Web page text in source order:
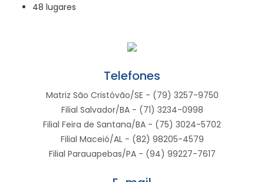
48 lugares
Telefones
Matriz São Cristóvão/SE - (79) 3257-9750
Filial Salvador/BA - (71) 3234-0998
Filial Feira de Santana/BA - (75) 3024-5702
Filial Maceió/AL - (82) 98205-4579
Filial Parauapebas/PA - (94) 99227-7617